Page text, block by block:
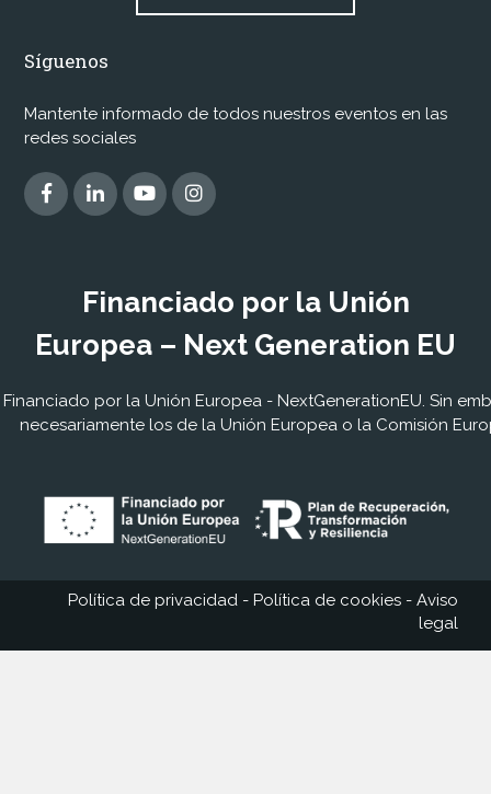
Síguenos
Mantente informado de todos nuestros eventos en las
redes sociales
Financiado por la Unión
Europea – Next Generation EU
Financiado por la Unión Europea - NextGenerationEU. Sin
necesariamente los de la Unión Europea o la Comisión
Política de privacidad- Política de cookies- Aviso
legal